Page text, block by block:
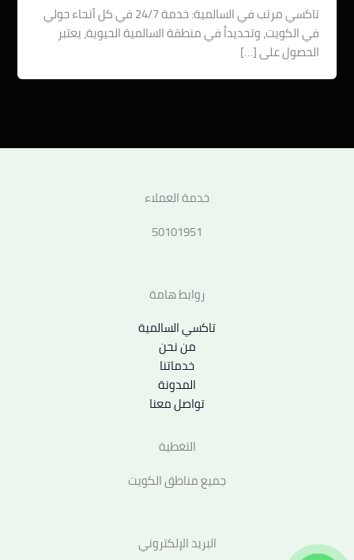
تاكسي مرتب في السالمية: خدمة 24/7 في كل أنحاء حولي
في الكويت، وتحديداً في منطقة السالمية الحيوية، يعتبر
الحصول على […]
خدمة العملاء
50101951
روابط هامة
تاكسي السالمية
من نحن
خدماتنا
المدونة
تواصل معنا
التغطية
جميع مناطق الكويت
البريد الإلكتروني